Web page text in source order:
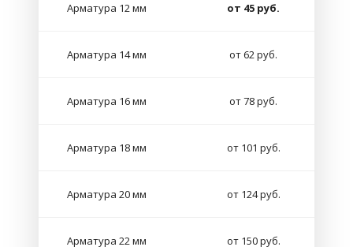
Арматура 12 мм от 45 руб.
Арматура 14 мм от 62 руб.
Арматура 16 мм от 78 руб.
Арматура 18 мм от 101 руб.
Арматура 20 мм от 124 руб.
Арматура 22 мм от 150 руб.